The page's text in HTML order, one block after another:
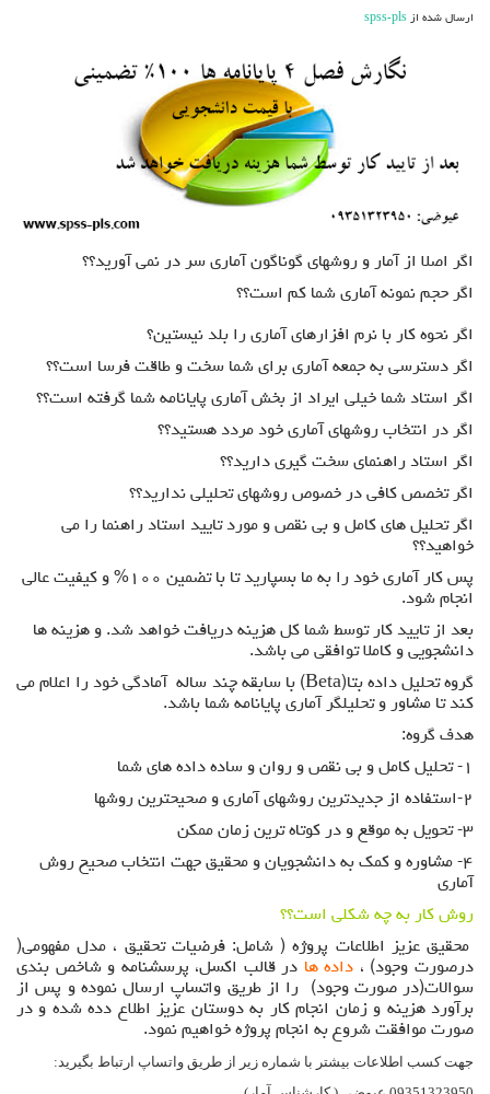
ارسال شده از spss-pls
اگر اصلا از آمار و روشهای گوناگون آماری سر در نمی آورید؟؟
اگر حجم نمونه آماری شما کم است؟؟
اگر نحوه كار با نرم افزارهاي آماري را بلد نيستين؟
اگر دسترسی به جمعه آماری برای شما سخت و طاقت فرسا است؟؟
اگر استاد شما خیلی ایراد از بخش آماری پایانامه شما گرفته است؟؟
اگر در انتخاب روشهای آماری خود مردد هستید؟؟
اگر استاد راهنمای سخت گیری دارید؟؟
اگر تخصص کافی در خصوص روشهای تحلیلی ندارید؟؟
اگر تحلیل های کامل و بی نقص و مورد تایید استاد راهنما را می
خواهید؟؟
پس کار آماری خود را به ما بسپارید تا با تضمین ۱۰۰% و کیفیت عالی
انجام شود.
بعد از تایید کار توسط شما کل هزینه دریافت خواهد شد. و هزینه ها
دانشجویی و کاملا توافقی می باشد.
گروه تحلیل داده بتا(Beta) با سابقه چند ساله آمادگی خود را اعلام می
کند تا مشاور و تحليلگر آماری پایانامه شما باشد.
هدف گروه:
۱- تحلیل کامل و بی نقص و روان و ساده داده های شما
۲-استفاده از جدیدترین روشهای آماری و صحیحترین روشها
۳- تحویل به موقع و در کوتاه ترین زمان ممکن
۴- مشاوره و کمک به دانشجویان و محقیق جهت انتخاب صحیح روش
آماری
روش کار به چه شکلی است؟؟
محقیق عزيز اطلاعات پروژه ( شامل: فرضیات تحقیق ، مدل مفهومی(
درصورت وجود) ، داده ها در قالب اکسل، پرسشنامه و شاخص بندی
سوالات(در صورت وجود) را از طريق واتساپ ارسال نموده و پس از
برآورد هزينه و زمان انجام كار به دوستان عزيز اطلاع دده شده و در
صورت موافقت شروع به انجام پروژه خواهيم نمود.
جهت كسب اطلاعات بيشتر با شماره زير از طريق واتساپ ارتباط بگيريد: